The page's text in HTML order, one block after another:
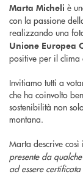
Marta Micheli è
con la passione
realizzando una
Unione Europea
positive per il clima
Invitiamo tutti a
che ha coinvolto
sostenibilità non
montana.
Marta descrive
presente da
ad essere